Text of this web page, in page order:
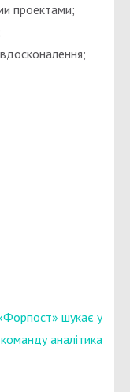
проектами;
шукає у
команду аналітика